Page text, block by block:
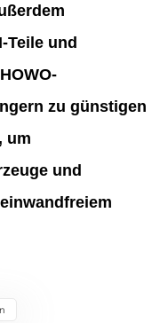
Teile und
zu günstigen
um
und